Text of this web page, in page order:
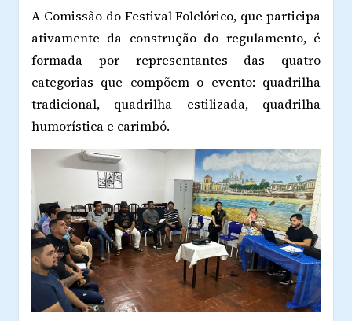
A Comissão do Festival Folclórico, que participa
ativamente da construção do regulamento, é
formada por representantes das quatro
categorias que compõem o evento: quadrilha
tradicional, quadrilha estilizada, quadrilha
humorística e carimbó.